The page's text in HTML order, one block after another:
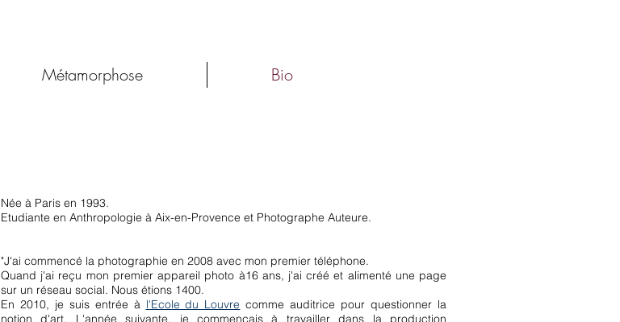
Métamorphose Bio
Née à Paris en 1993.
Etudiante en Anthropologie à Aix-en-Provence et Photographe Auteure.
"J'ai commencé la photographie en 2008 avec mon premier téléphone.
Quand j'ai reçu mon premier appareil photo à16 ans, j'ai créé et alimenté une page
sur un réseau social. Nous étions 1400.
En 2010, je suis entrée à l'Ecole du Louvre comme auditrice pour questionner la
notion d'art. L'année suivante, je commençais à travailler dans la production